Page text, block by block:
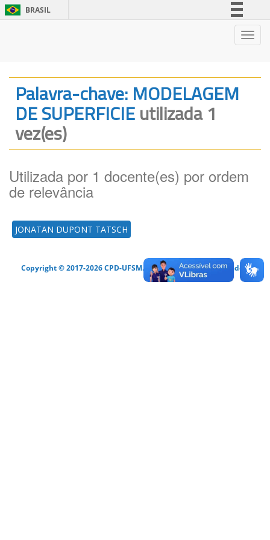
BRASIL
Legislação
Canais
Palavra-chave: MODELAGEM
DE SUPERFICIEutilizada 1
vez(es)
Utilizada por 1 docente(es) por ordem
de relevância
JONATAN DUPONT TATSCH
Copyright © 2017-2026 CPD-UFSM. Todos os direitos reservados.